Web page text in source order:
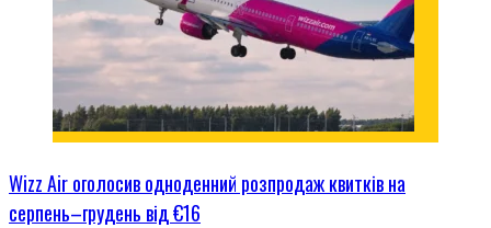
Wizz Air оголосив одноденний розпродаж квитків на
серпень–грудень від €16